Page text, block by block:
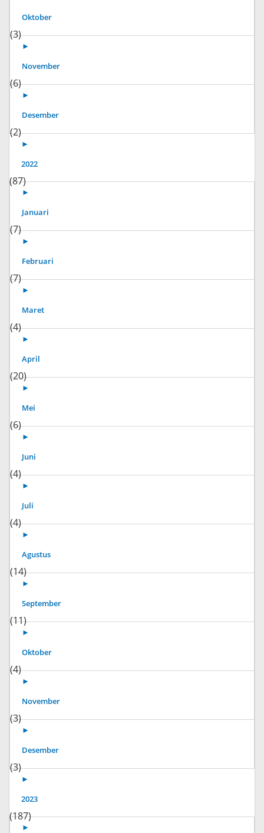
Oktober
(3)
►
November
(6)
►
Desember
(2)
►
2022
(87)
►
Januari
(7)
►
Februari
(7)
►
Maret
(4)
►
April
(20)
►
Mei
(6)
►
Juni
(4)
►
Juli
(4)
►
Agustus
(14)
►
September
(11)
►
Oktober
(4)
►
November
(3)
►
Desember
(3)
►
2023
(187)
►